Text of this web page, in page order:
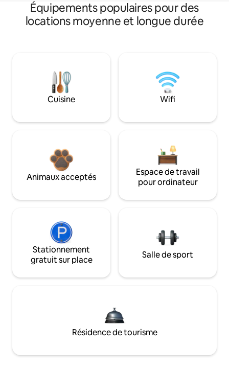
Équipements populaires pour des
locations moyenne et longue durée
Cuisine Wifi
Animaux acceptés
Espace de travail
pour ordinateur
Stationnement
gratuit sur place
Salle de sport
Résidence de tourisme